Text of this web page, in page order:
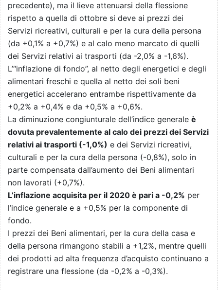
precedente), ma il lieve attenuarsi della flessione
rispetto a quella di ottobre si deve ai prezzi dei
Servizi ricreativi, culturali e per la cura della persona
(da +0,1% a +0,7%) e al calo meno marcato di quelli
dei Servizi relativi ai trasporti (da -2,0% a -1,6%).
L’“inflazione di fondo”, al netto degli energetici e degli
alimentari freschi e quella al netto dei soli beni
energetici accelerano entrambe rispettivamente da
+0,2% a +0,4% e da +0,5% a +0,6%.
La diminuzione congiunturale dell’indice generale è
dovuta prevalentemente al calo dei prezzi dei Servizi
relativi ai trasporti (-1,0%) e dei Servizi ricreativi,
culturali e per la cura della persona (-0,8%), solo in
parte compensata dall’aumento dei Beni alimentari
non lavorati (+0,7%).
L’inflazione acquisita per il 2020 è pari a -0,2% per
l’indice generale e a +0,5% per la componente di
fondo.
I prezzi dei Beni alimentari, per la cura della casa e
della persona rimangono stabili a +1,2%, mentre quelli
dei prodotti ad alta frequenza d’acquisto continuano a
registrare una flessione (da -0,2% a -0,3%).